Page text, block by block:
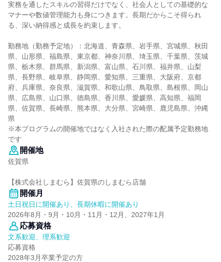
実務を通したスキルの習得だけでなく、社会人としての基礎的な
マナーや数値管理能力も身につきます。長期だからこそ得られ
る、深い納得感と成長を約束します。
勤務地（勤務予定地）：北海道、青森県、岩手県、宮城県、秋田
県、山形県、福島県、東京都、神奈川県、埼玉県、千葉県、茨城
県、栃木県、群馬県、新潟県、富山県、石川県、福井県、山梨
県、長野県、岐阜県、静岡県、愛知県、三重県、大阪府、京都
府、兵庫県、奈良県、滋賀県、和歌山県、鳥取県、島根県、岡山
県、広島県、山口県、徳島県、香川県、愛媛県、高知県、福岡
県、佐賀県、長崎県、熊本県、大分県、宮崎県、鹿児島県、沖縄
県
※本プログラムの開催地ではなく入社された際の配属予定勤務地
です
開催地
佐賀県
【株式会社しまむら】佐賀県のしまむら店舗
開催月
土日祝日に開催あり、長期休暇に開催あり
2026年8月・9月・10月・11月・12月、2027年1月
応募資格
文系歓迎、理系歓迎
応募資格
2028年3月卒業予定の方